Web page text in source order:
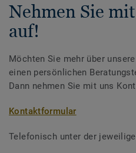
Nehmen Sie
auf!
Möchten Sie mehr über
einen persönlichen
Dann nehmen Sie mit uns
Kontaktformular
Telefonisch unter der